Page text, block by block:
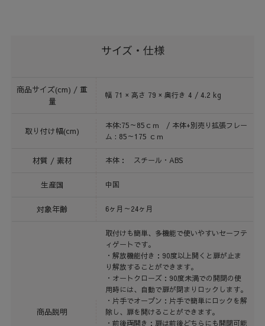
サイズ・仕様
商品サイズ(cm) / 重
量
幅 71 × 高さ 79 × 奥行き 4 / 4.2 kg
取り付け幅(cm)
本体:75～85ｃｍ / 本体+別売り拡張フレー
ム : 85～175 ｃｍ
材質 / 素材 本体： スチール・ABS
生産国 中国
対象年齢 6ヶ月～24ヶ月
商品説明
取付けも簡単、多機能で使いやすいセーフテ
ィゲートです。
・解放機能付き：90度以上開くと扉が止ま
り解放することができます。
・オートクローズ：90度未満での開閉の使
用時には、自動で扉が閉まりロックします。
・片手でオープン：片手で簡単にロックを解
除し、扉を開けることができます。
・前後両開き：扉は前後どちらにも開閉可能